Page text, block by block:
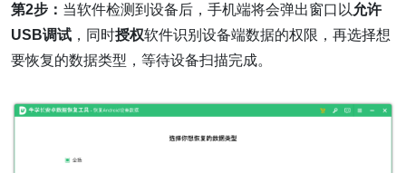
第2步： 当软件检测到设备后，手机端将会弹出窗口以 允许
USB调试 ，同时授权软件识别设备端数据的权限，再选择想
要恢复的数据类型，等待设备扫描完成。